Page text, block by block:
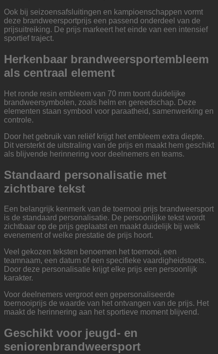
Ook bij seizoensafsluitingen en kampioenschappen vormt
deze brandweersportprijs een passend onderdeel van de
prijsuitreiking. De prijs markeert het einde van een intensief
sportief traject.
Herkenbaar brandweersportembleem
als centraal element
Het ronde resin embleem van 70 mm toont duidelijke
brandweersymbolen, zoals helm en gereedschap. Deze
elementen staan symbool voor paraatheid, samenwerking en
controle.
Door het gebruik van reliëf krijgt het embleem extra diepte.
Dit versterkt de uitstraling van de prijs en maakt hem geschikt
als blijvende herinnering voor deelnemers en teams.
Standaard personalisatie met
zichtbare tekst
Een belangrijk kenmerk van de toernooi prijs brandweersport
is de standaard personalisatie. De persoonlijke tekst wordt
zichtbaar op de prijs geplaatst en maakt duidelijk bij welk
evenement of welke prestatie de prijs hoort.
Veel gekozen teksten benoemen het toernooi, een
teamnaam, een datum of een specifieke vaardigheidstoets.
Door deze personalisatie krijgt elke prijs een persoonlijk
karakter.
Voor deelnemers vergroot een gepersonaliseerde
toernooiprijs de waarde van het ontvangen van de prijs. Het
maakt de herinnering aan het sportieve moment blijvend.
Geschikt voor jeugd- en
seniorenbrandweersport